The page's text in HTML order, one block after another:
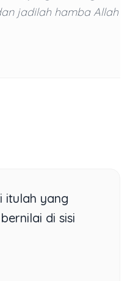
jadilah hamba Allah
itulah yang
di sisi